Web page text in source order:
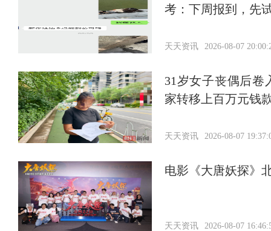
考：下周报到，先
天天资讯 2026-08-07
31岁女子丧偶后卷
家转移上百万元钱
天天资讯 2026-08-07
电影《大唐妖探》
天天资讯 2026-08-07